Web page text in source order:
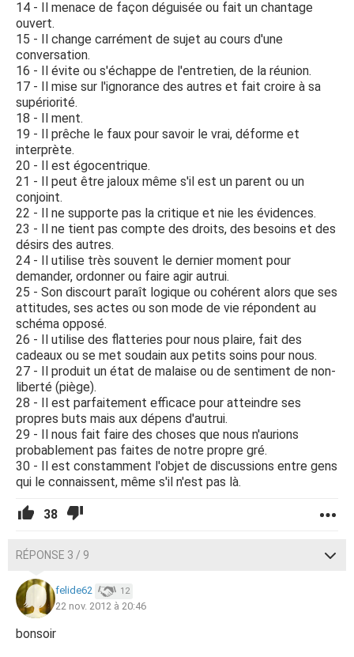
14 - Il menace de façon déguisée ou fait un chantage
ouvert.
15 - Il change carrément de sujet au cours d'une
conversation.
16 - Il évite ou s'échappe de l'entretien, de la réunion.
17 - Il mise sur l'ignorance des autres et fait croire à sa
supériorité.
18 - Il ment.
19 - Il prêche le faux pour savoir le vrai, déforme et
interprète.
20 - Il est égocentrique.
21 - Il peut être jaloux même s'il est un parent ou un
conjoint.
22 - Il ne supporte pas la critique et nie les évidences.
23 - Il ne tient pas compte des droits, des besoins et des
désirs des autres.
24 - Il utilise très souvent le dernier moment pour
demander, ordonner ou faire agir autrui.
25 - Son discourt paraît logique ou cohérent alors que ses
attitudes, ses actes ou son mode de vie répondent au
schéma opposé.
26 - Il utilise des flatteries pour nous plaire, fait des
cadeaux ou se met soudain aux petits soins pour nous.
27 - Il produit un état de malaise ou de sentiment de non-
liberté (piège).
28 - Il est parfaitement efficace pour atteindre ses
propres buts mais aux dépens d'autrui.
29 - Il nous fait faire des choses que nous n'aurions
probablement pas faites de notre propre gré.
30 - Il est constamment l'objet de discussions entre gens
qui le connaissent, même s'il n'est pas là.
38
RÉPONSE 3 / 9
felide62 12
22 nov. 2012 à 20:46
bonsoir